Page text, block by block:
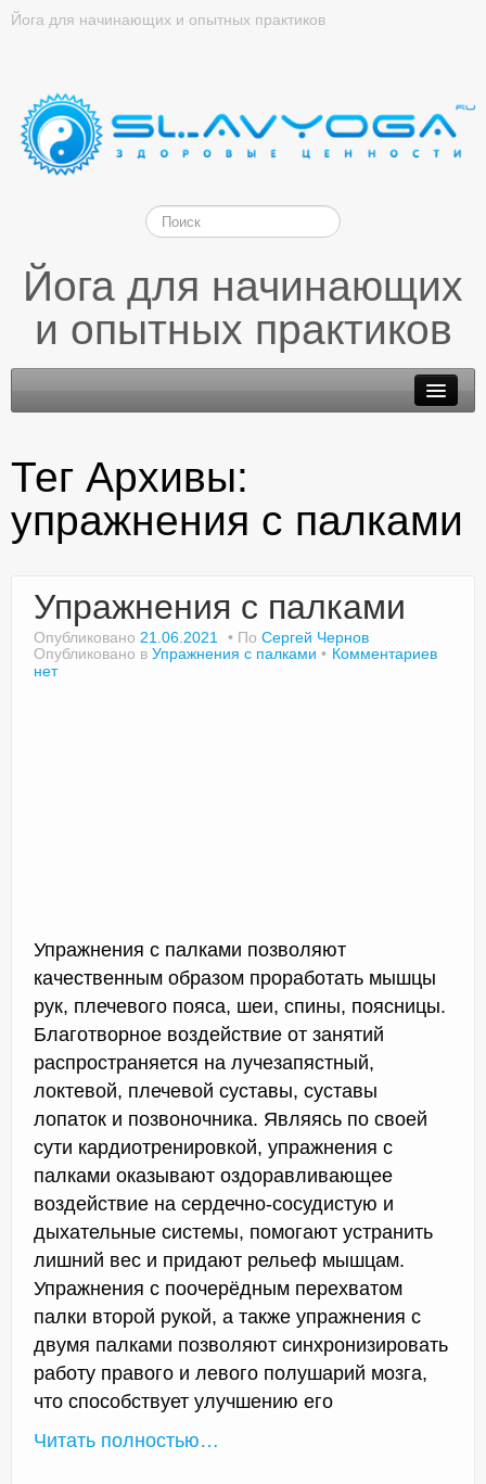
Йога для начинающих и опытных практиков
Йога для начинающих
и опытных практиков
Методика SLAVYOGA
Методика ЧЕРЕНОК
Тег Архивы:
упражнения с палками
Упражнения с палками
Опубликовано 21.06.2021 По Сергей Чернов
Опубликовано в Упражнения с палками
Комментариев
нет
Упражнения с палками позволяют
качественным образом проработать мышцы
рук, плечевого пояса, шеи, спины, поясницы.
Благотворное воздействие от занятий
распространяется на лучезапястный,
локтевой, плечевой суставы, суставы
лопаток и позвоночника. Являясь по своей
сути кардиотренировкой, упражнения с
палками оказывают оздоравливающее
воздействие на сердечно-сосудистую и
дыхательные системы, помогают устранить
лишний вес и придают рельеф мышцам.
Упражнения с поочерёдным перехватом
палки второй рукой, а также упражнения с
двумя палками позволяют синхронизировать
работу правого и левого полушарий мозга,
что способствует улучшению его
Читать полностью…